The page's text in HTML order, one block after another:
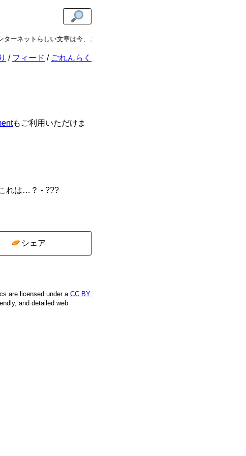
ネットらしい文章は今、ここに。
フィード ごれんらく
もご利用いただけま
れは…？ - ???
シェア
are licensed under a CC BY
and detailed web